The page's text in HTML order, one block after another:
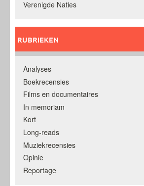
Verenigde Naties
RUBRIEKEN
Analyses
Boekrecensies
Films en documentaires
In memoriam
Kort
Long-reads
Muziekrecensies
Opinie
Reportage